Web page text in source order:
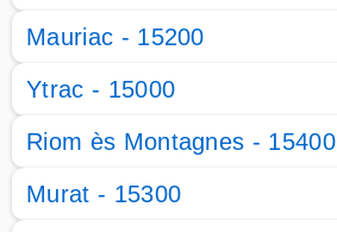
Mauriac - 15200
Ytrac - 15000
Riom ès Montagnes - 15400
Murat - 15300